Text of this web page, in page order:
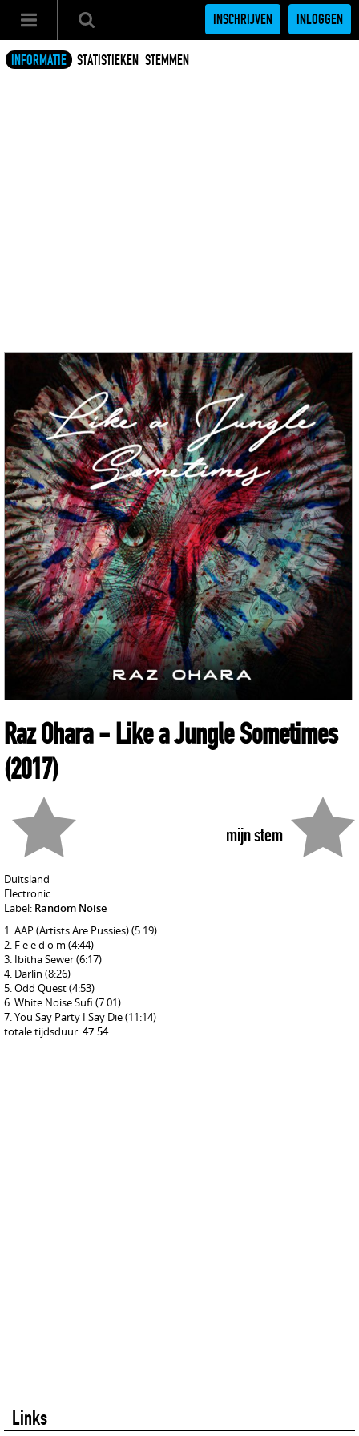
INSCHRIJVEN INLOGGEN
INFORMATIE STATISTIEKEN STEMMEN
Raz Ohara- Like a Jungle Sometimes
(2017)
mijn stem
Duitsland
Electronic
Label: Random Noise
AAP (Artists Are Pussies)(5:19)
F e e d o m (4:44)
Ibitha Sewer(6:17)
Darlin (8:26)
Odd Quest(4:53)
White Noise Sufi (7:01)
You Say Party I Say Die(11:14)
totale tijdsduur:47:54
Links